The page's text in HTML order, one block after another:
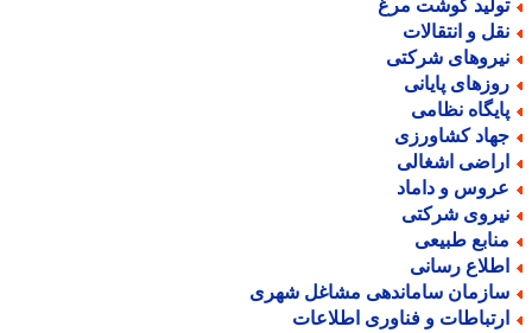
گوشت مرغ
و انتقالات
شرکتی
پایانی
نظامی
کشاورزی
اشغالی
و داماد
شرکتی
طبیعی
رسانی
ساماندهی مشاغل شهری
و فناوری اطلاعات